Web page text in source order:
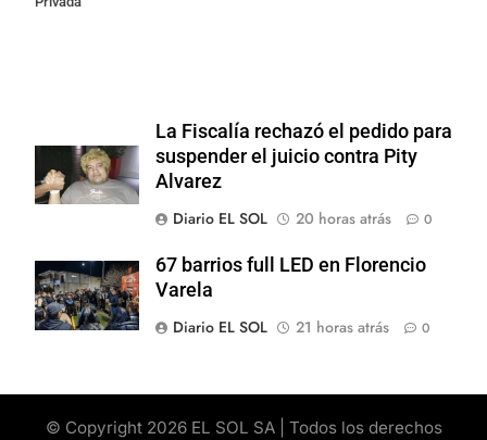
La Fiscalía rechazó el pedido para
suspender el juicio contra Pity
Alvarez
Diario EL SOL
20 horas atrás 0
67 barrios full LED en Florencio
Varela
Diario EL SOL
21 horas atrás 0
© Copyright 2026 EL SOL SA | Todos los derechos